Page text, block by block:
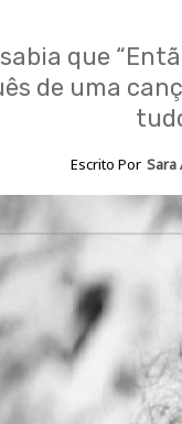
que
de uma
Escrito Por Sara